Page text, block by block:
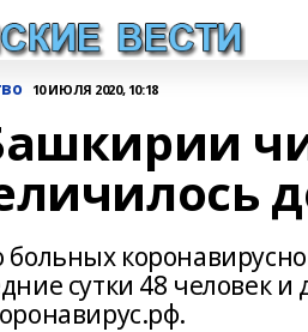
10 ИЮЛЯ 2020, 10:18
больных
сутки 48 человек и